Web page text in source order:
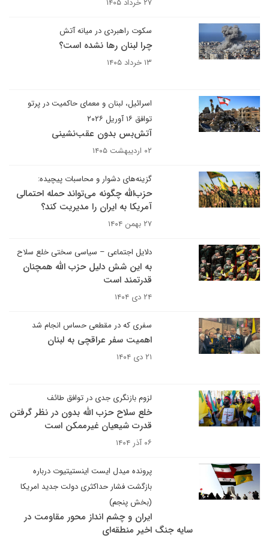
۲۷ خرداد ۱۴۰۵
سکوت راهبردی در میانه آتش
چرا لبنان رها نشده است؟
۱۳ خرداد ۱۴۰۵
اسرائیل، لبنان و معمای حاکمیت در پرتو
توافق ۱۶ آوریل ۲۰۲۶
آتش‌بس بدون عقب‌نشینی
۰۲ اردیبهشت ۱۴۰۵
گزینه‌های دشوار و محاسبات پیچیده:
حزب‌الله چگونه می‌تواند حمله احتمالی
آمریکا به ایران را مدیریت کند؟
۲۷ بهمن ۱۴۰۴
دلایل اجتماعی – سیاسی سختی خلع سلاح
به این شش دلیل حزب الله همچنان
قدرتمند است
۲۴ دی ۱۴۰۴
سفری که در مقطعی حساس انجام شد
اهمیت سفر عراقچی به لبنان
۲۱ دی ۱۴۰۴
لزوم بازنگری جدی در توافق طائف
خلع سلاح حزب الله بدون در نظر گرفتن
قدرت شیعیان غیرممکن است
۰۶ آذر ۱۴۰۴
پرونده میدل ایست اینستیتیوت درباره
بازگشت فشار حداکثری دولت جدید امریکا
(بخش پنجم)
ایران و چشم انداز محور مقاومت در
سایه جنگ اخیر منطقه‌ای